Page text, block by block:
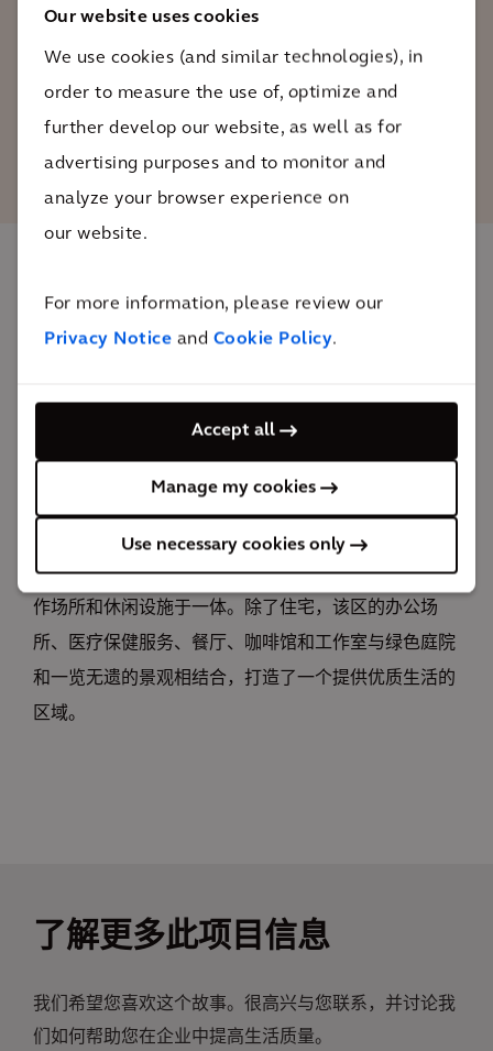
Our website uses cookies
We use cookies (and similar technologies), in
order to measure the use of, optimize and
further develop our website, as well as for
advertising purposes and to monitor and
analyze your browser experience on
our website.
For more information, please review our
Privacy Notice and Cookie Policy.
Accept all
Manage my cookies
Use necessary cookies only
Karl Noé
影响
民、游客、员工、商家和企业主都受益匪浅。
经过短短不到三年的努力，2018 年完成了前 Schoch 地
块的修复和整理工作。此后，“维纳广场区”的开发使这
个昔日的荒地变成了一个充满生机的区域，集住宅、工
作场所和休闲设施于一体。除了住宅，该区的办公场
所、医疗保健服务、餐厅、咖啡馆和工作室与绿色庭院
和一览无遗的景观相结合，打造了一个提供优质生活的
区域。
了解更多此项目信息
我们希望您喜欢这个故事。很高兴与您联系，并讨论我
们如何帮助您在企业中提高生活质量。